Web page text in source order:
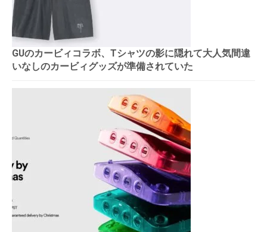
GUのカービィコラボ、Tシャツの影に隠れて大人気間違
いなしのカービィグッズが準備されていた